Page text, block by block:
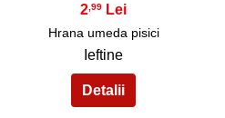
2,99
Hrana umeda pisici
Ieftine